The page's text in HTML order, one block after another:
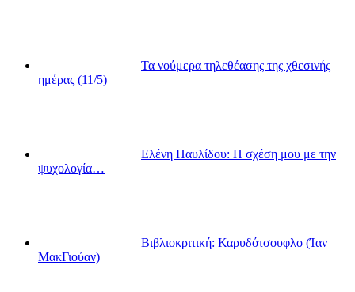
Τα νούμερα τηλεθέασης της χθεσινής
ημέρας (11/5)
Ελένη Παυλίδου: Η σχέση μου με την
ψυχολογία…
Βιβλιοκριτική: Καρυδότσουφλο (Ίαν
ΜακΓιούαν)